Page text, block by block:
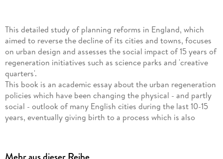
This detailed study of planning reforms in England, which
aimed to reverse the decline of its cities and towns, focuses
on urban design and assesses the social impact of 15 years of
regeneration initiatives such as science parks and 'creative
quarters'.
This book is an academic essay about the urban regeneration
policies which have been changing the physical - and partly
social - outlook of many English cities during the last 10-15
years, eventually giving birth to a process which is also